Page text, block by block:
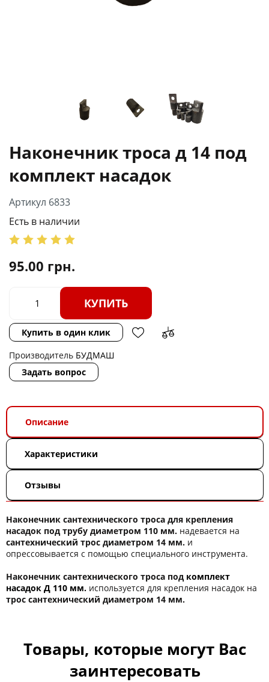
Наконечник троса д 14 под
комплект насадок
Артикул 6833
Есть в наличии
95.00 грн.
КУПИТЬ
Купить в один клик
Производитель БУДМАШ
Задать вопрос
Описание
Характеристики
Отзывы
Наконечник сантехнического троса для крепления
насадок под трубу диаметром 110 мм. надевается на
сантехнический трос диаметром 14 мм. и
опрессовывается с помощью специального инструмента.
Наконечник сантехнического троса под комплект
насадок Д 110 мм. используется для крепления насадок на
трос сантехнический диаметром 14 мм.
Товары, которые могут Вас
заинтересовать